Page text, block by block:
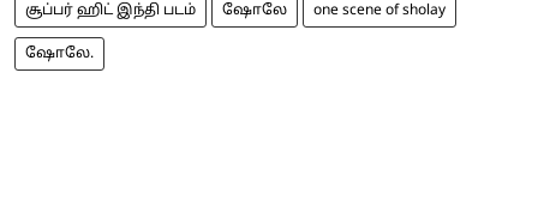
சூப்பர் ஹிட் இந்தி படம் ஷோலே one scene of sholay
ஷோலே.